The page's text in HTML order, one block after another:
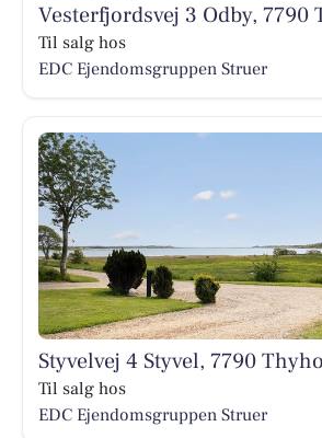
Vesterfjordsvej 3 Odby, 7790
Til salg hos
EDC Ejen­doms­grup­pen Struer
Styvelvej 4 Styvel, 7790
Til salg hos
EDC Ejen­doms­grup­pen Struer